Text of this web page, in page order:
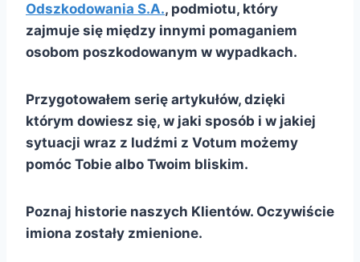
Odszkodowania S.A., podmiotu, który
zajmuje się między innymi pomaganiem
osobom poszkodowanym w wypadkach.
Przygotowałem serię artykułów, dzięki
którym dowiesz się, w jaki sposób i w jakiej
sytuacji wraz z ludźmi z Votum możemy
pomóc Tobie albo Twoim bliskim.
Poznaj historie naszych Klientów. Oczywiście
imiona zostały zmienione.